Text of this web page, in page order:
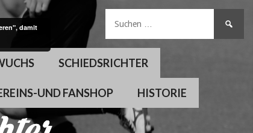
SCHIEDSRICHTER
UND FANSHOP HISTORIE
nach:
damit